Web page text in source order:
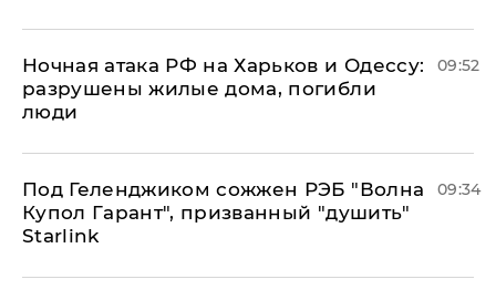
​Ночная атака РФ на Харьков и Одессу:
разрушены жилые дома, погибли
люди
09:52
Под Геленджиком сожжен РЭБ "Волна
Купол Гарант", призванный "душить"
Starlink
09:34